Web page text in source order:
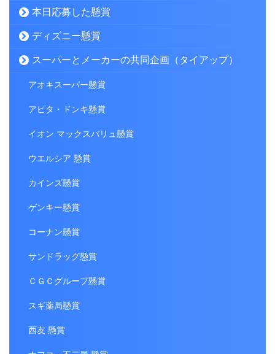
本日応募した懸賞
ディズニー懸賞
スーパーとメーカーの共同企画（タイアップ）
アオキスーパー懸賞
アピタ・ドンキ懸賞
イオン マックスバリュ懸賞
ウエルシア 懸賞
カインズ懸賞
ゲンキー懸賞
コーナン懸賞
サンドラッグ懸賞
ＣＧＣグループ懸賞
スギ薬局懸賞
西友 懸賞